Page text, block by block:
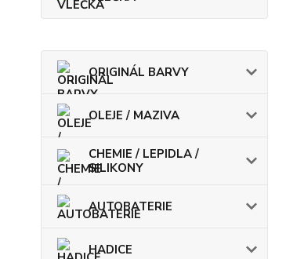
ORIGINÁL BARVY
OLEJE / MAZIVA
CHEMIE / LEPIDLA /
SILIKONY
AUTOBATERIE
HADICE